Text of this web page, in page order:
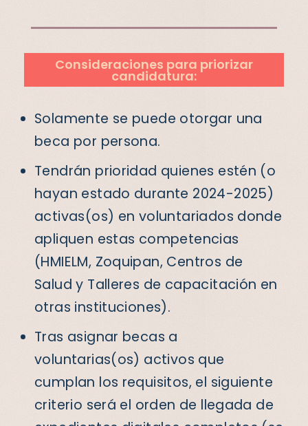
Consideraciones para priorizar
candidatura:
Solamente se puede otorgar una
beca por persona.
Tendrán prioridad quienes estén (o
hayan estado durante 2024-2025)
activas(os) en voluntariados donde
apliquen estas competencias
(HMIELM, Zoquipan, Centros de
Salud y Talleres de capacitación en
otras instituciones).
Tras asignar becas a
voluntarias(os) activos que
cumplan los requisitos, el siguiente
criterio será el orden de llegada de